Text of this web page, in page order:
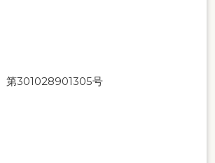
301028901305号